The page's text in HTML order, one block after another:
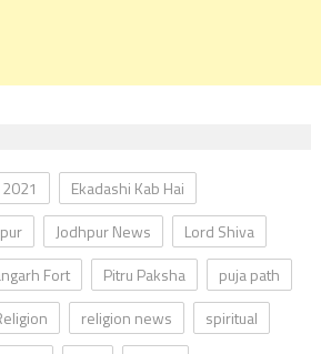
Ekadashi Kab Hai
Jodhpur News
Lord Shiva
Fort Pitru Paksha
puja path
religion news
spiritual